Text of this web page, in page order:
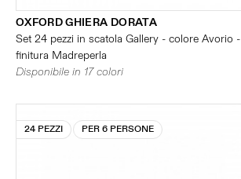
OXFORD GHIERA DORATA
Set 24 pezzi in scatola Gallery - colore Avorio -
finitura Madreperla
Disponibile in 17 colori
24 PEZZI PER 6 PERSONE